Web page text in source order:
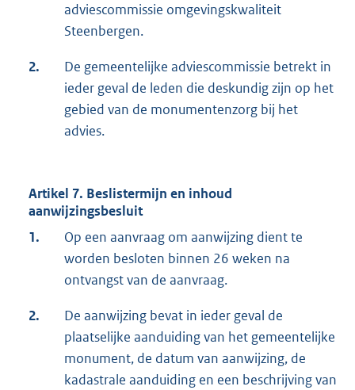
adviescommissie omgevingskwaliteit
Steenbergen.
2.
De gemeentelijke adviescommissie betrekt in
ieder geval de leden die deskundig zijn op het
gebied van de monumentenzorg bij het
advies.
Artikel 7. Beslistermijn en inhoud
aanwijzingsbesluit
1.
Op een aanvraag om aanwijzing dient te
worden besloten binnen 26 weken na
ontvangst van de aanvraag.
2.
De aanwijzing bevat in ieder geval de
plaatselijke aanduiding van het gemeentelijke
monument, de datum van aanwijzing, de
kadastrale aanduiding en een beschrijving van